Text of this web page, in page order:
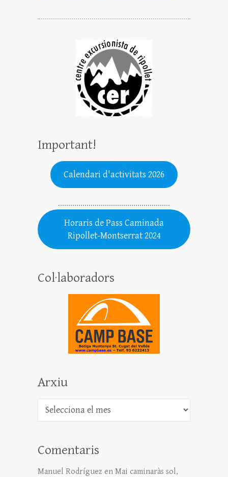
Important!
Calendari d'activitats 2026
.......................................................
Horaris de Pass Caminada
Ripollet-Montserrat 2024
Col·laboradors
Arxiu
Arxiu
Comentaris
Manuel Rodríguez en Mai caminaràs sol,